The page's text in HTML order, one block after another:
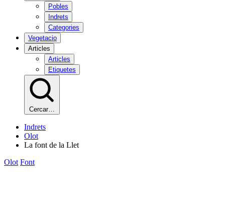
Pobles
Indrets
Categories
Vegetacio
Articles
Articles
Etiquetes
Cercar…
Indrets
Olot
La font de la Llet
Olot Font